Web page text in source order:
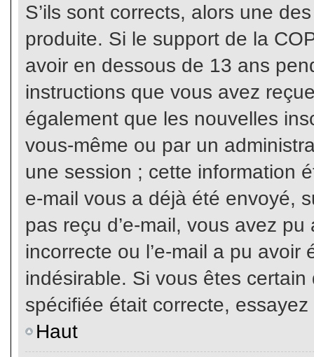
S’ils sont corrects, alors une
produite. Si le support de la
avoir en dessous de 13 ans
instructions que vous avez
également que les nouvelles
vous-même ou par un
une session ; cette information
e-mail vous a déjà été envoyé,
pas reçu d’e-mail, vous avez
incorrecte ou l’e-mail a pu
indésirable. Si vous êtes
spécifiée était correcte,
Haut